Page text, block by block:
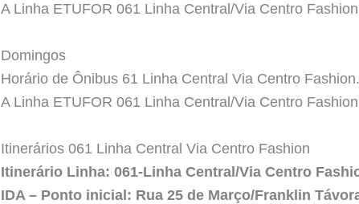
A Linha ETUFOR 061 Linha Central/Via Centro
Domingos
Horário de Ônibus 61 Linha Central Via Centro Fashion.
A Linha ETUFOR 061 Linha Central/Via Centro
Itinerários 061 Linha Central Via Centro Fashion
Itinerário Linha: 061-Linha Central/Via Centro
IDA – Ponto inicial: Rua 25 de Março/Franklin